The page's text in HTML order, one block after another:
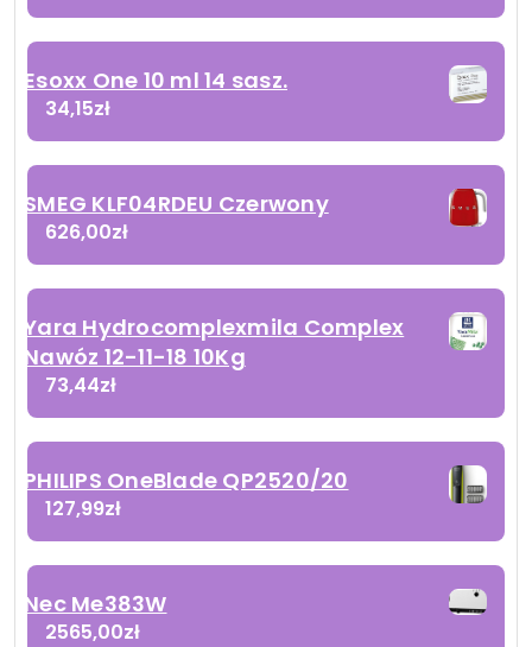
Esoxx One 10 ml 14 sasz.
34,15zł
SMEG KLF04RDEU Czerwony
626,00zł
Yara Hydrocomplexmila Complex
Nawóz 12-11-18 10Kg
73,44zł
PHILIPS OneBlade QP2520/20
127,99zł
Nec Me383W
2565,00zł